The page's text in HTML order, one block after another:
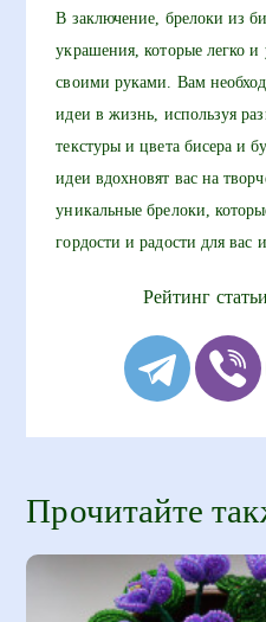
В заключение, брелоки из
украшения, которые легко и
своими руками. Вам
идеи в жизнь, используя
текстуры и цвета бисера и
идеи вдохновят вас на
уникальные брелоки,
гордости и радости для вас
Рейтинг статьи
Прочитайте